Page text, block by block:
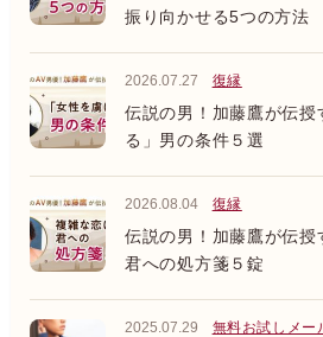
振り向かせる5つの方法
2026.07.27 復縁
伝説の男！加藤鷹が伝授
る」男の条件５選
2026.08.04 復縁
伝説の男！加藤鷹が伝
君への処方箋５錠
2025.07.29 無料お試しメー